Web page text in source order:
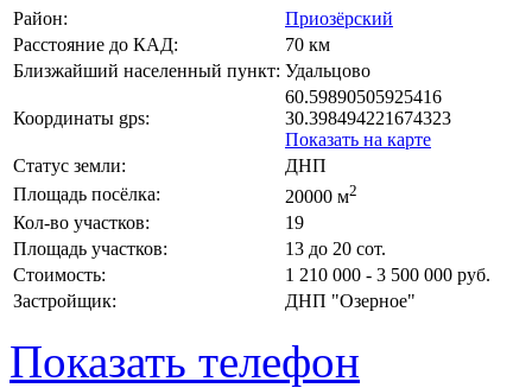
Район:
Приозёрский
Расстояние до КАД:
70 км
Близжайший населенный пункт: Удальцово
Координаты gps:
60.59890505925416
30.398494221674323
Показать на карте
Статус земли:
ДНП
Площадь посёлка:
20000 м2
Кол-во участков:
19
Площадь участков:
13 до 20 сот.
Стоимость:
1 210 000 - 3 500 000 руб.
Застройщик:
ДНП "Озерное"
Показать телефон